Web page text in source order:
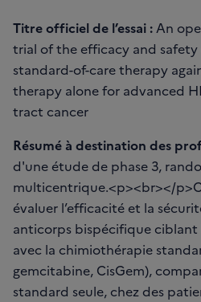
Titre officiel de l’essai : An
trial of the efficacy and
standard-of-care therapy
therapy alone for advanced
tract cancer
Résumé à destination des
d'une étude de phase 3,
multicentrique.<p><br></
évaluer l’efficacité et la
anticorps bispécifique ciblant
avec la chimiothérapie
gemcitabine, CisGem),
standard seule, chez des